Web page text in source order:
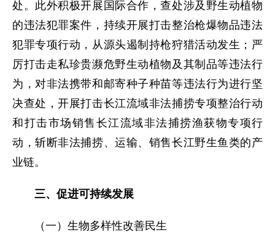
处。此外积极开展国际合作，查处涉及野生动植物
的违法犯罪案件，持续开展打击整治枪爆物品违法
犯罪专项行动，从源头遏制持枪狩猎活动发生；严
厉打击走私珍贵濒危野生动植物及其制品等违法行
为，对非法携带和邮寄种子种苗等违法行为进行坚
决查处，开展打击长江流域非法捕捞专项整治行动
和打击市场销售长江流域非法捕捞渔获物专项行
动，斩断非法捕捞、运输、销售长江野生鱼类的产
业链。
三、促进可持续发展
（一）生物多样性改善民生